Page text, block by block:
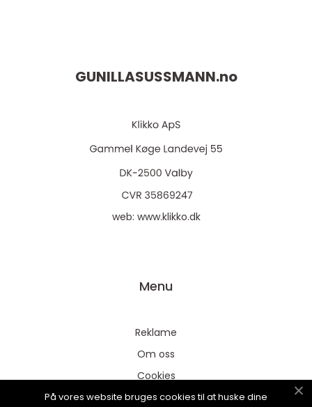
GUNILLASUSSMANN.no
web: www.klikko.dk
Menu
Reklame
Om oss
Cookies
Kontakt Oss
På vores website bruges cookies til at huske dine